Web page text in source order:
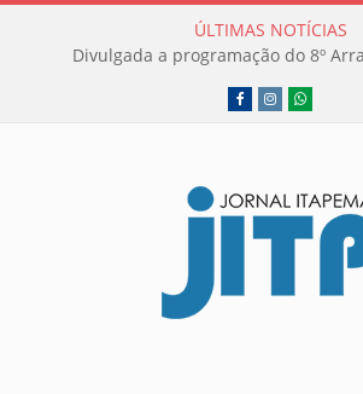
ÚLTIMAS NOTÍCIAS
Divulgada a programação do 8º
FacebookInstagramWhatsApp